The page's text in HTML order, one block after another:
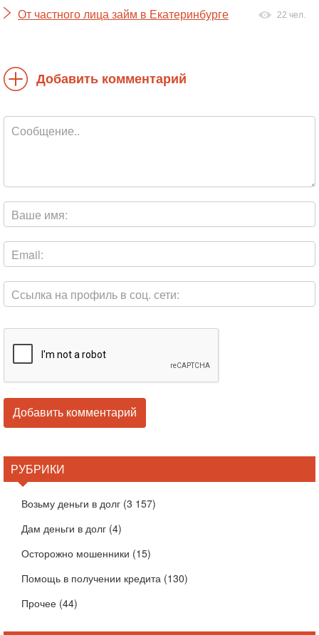
От частного лица займ в Екатеринбурге 22 чел.
Добавить комментарий
РУБРИКИ
Возьму деньги в долг (3 157)
Дам деньги в долг (4)
Осторожно мошенники (15)
Помощь в получении кредита (130)
Прочее (44)